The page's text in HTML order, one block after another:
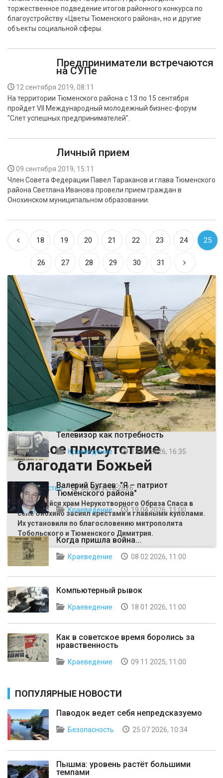
торжественное подведение итогов районного конкурса по
благоустройству «Цветы Тюменского района», но и другие
объекты социальной сферы.
Предприниматели встречаются
на СУПе
12 сентября 2019, 08:11
На территории Тюменского района с 13 по 15 сентября
пройдет VII Международный молодежный бизнес-форум
"Слет успешных предпринимателей".
Личный прием
09 сентября 2019, 15:11
Член Совета Федерации Павел Тараканов и глава Тюменского
района Светлана Иванова провели прием граждан в
Онохинском муниципальном образовании.
18 19 20 21 22 23 24 25
26 27 28 29 30 31
Живое присутствие
благодати Божьей
Общество
06 августа 2026
Строящийся храм Нерукотворного Образа Спаса в
селе Онохино засиял крестами и главными куполами.
Их установили по благословению митрополита
Тобольского и Тюменского Димитрия.
ВЫБОР РЕДАКЦИИ
Телевизор как потребность
Краеведение 13 06 2026, 16:35
Валерий Бугаев: "Я – патриот
Тюменского района"
Краеведение 19 04 2026, 11:00
Когда пришла война...
Краеведение 08 02 2026, 11:00
Компьютерный рывок
Краеведение 18 01 2026, 11:00
Как в советское время боролись за
нравственность
Краеведение 09 11 2025, 11:00
ПОПУЛЯРНЫЕ НОВОСТИ
Паводок ведет себя непредсказуемо
Безопасность 25 07 2026, 10:34
Пышма: уровень растёт большими
темпами